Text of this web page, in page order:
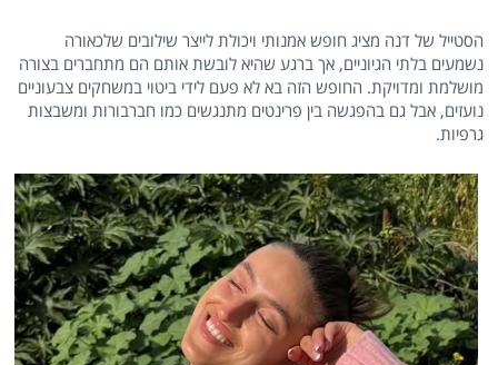
הסטייל של דנה מציג חופש אמנותי ויכולת לייצר שילובים שלכאורה
נשמעים בלתי הגיוניים, אך ברגע שהיא לובשת אותם הם מתחברים בצורה
מושלמת ומדויקת. החופש הזה בא לא פעם לידי ביטוי במשחקים צבעוניים
נועזים, אבל גם בהפגשה בין פרינטים מתנגשים כמו חברבורות ומשבצות
גרפיות.